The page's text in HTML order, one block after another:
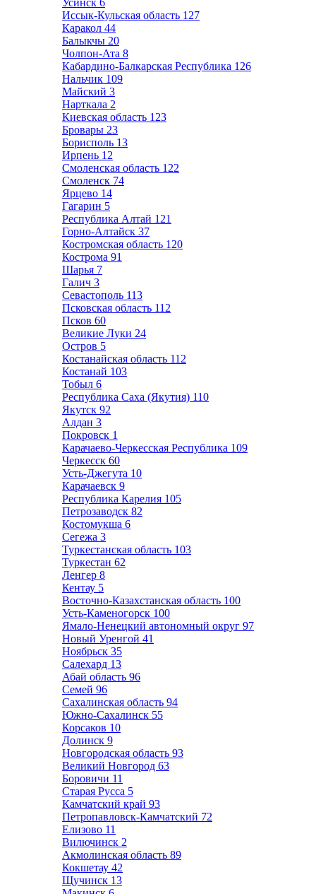
Усинск 6
Иссык-Кульская область 127
Каракол 44
Балыкчы 20
Чолпон-Ата 8
Кабардино-Балкарская Республика 126
Нальчик 109
Майский 3
Нарткала 2
Киевская область 123
Бровары 23
Борисполь 13
Ирпень 12
Смоленская область 122
Смоленск 74
Ярцево 14
Гагарин 5
Республика Алтай 121
Горно-Алтайск 37
Костромская область 120
Кострома 91
Шарья 7
Галич 3
Севастополь 113
Псковская область 112
Псков 60
Великие Луки 24
Остров 5
Костанайская область 112
Костанай 103
Тобыл 6
Республика Саха (Якутия) 110
Якутск 92
Алдан 3
Покровск 1
Карачаево-Черкесская Республика 109
Черкесск 60
Усть-Джегута 10
Карачаевск 9
Республика Карелия 105
Петрозаводск 82
Костомукша 6
Сегежа 3
Туркестанская область 103
Туркестан 62
Ленгер 8
Кентау 5
Восточно-Казахстанская область 100
Усть-Каменогорск 100
Ямало-Ненецкий автономный округ 97
Новый Уренгой 41
Ноябрьск 35
Салехард 13
Абай область 96
Семей 96
Сахалинская область 94
Южно-Сахалинск 55
Корсаков 10
Долинск 9
Новгородская область 93
Великий Новгород 63
Боровичи 11
Старая Русса 5
Камчатский край 93
Петропавловск-Камчатский 72
Елизово 11
Вилючинск 2
Акмолинская область 89
Кокшетау 42
Щучинск 13